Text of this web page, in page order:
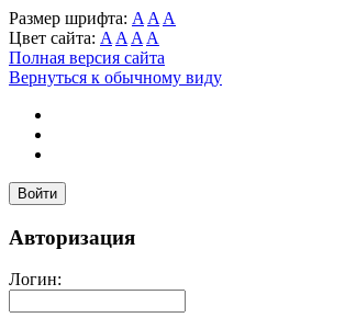
Размер шрифта: A A A
Цвет сайта: A A A A
Полная версия сайта
Вернуться к обычному виду
Войти
Авторизация
Логин: